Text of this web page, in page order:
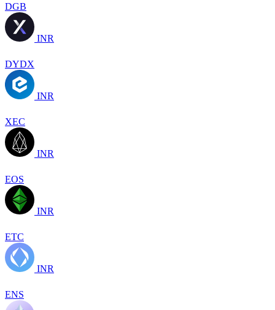
DGB
INR
DYDX
INR
XEC
INR
EOS
INR
ETC
INR
ENS